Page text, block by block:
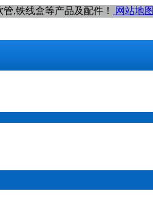
,铁线盒等产品及配件！ 网站地图